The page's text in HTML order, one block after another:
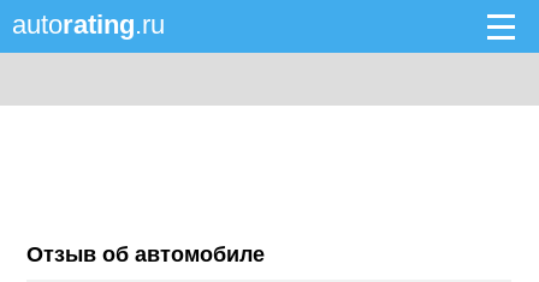
autorating.ru
Отзыв об автомобиле